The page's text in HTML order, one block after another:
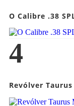
O Calibre .38
4
Revólver